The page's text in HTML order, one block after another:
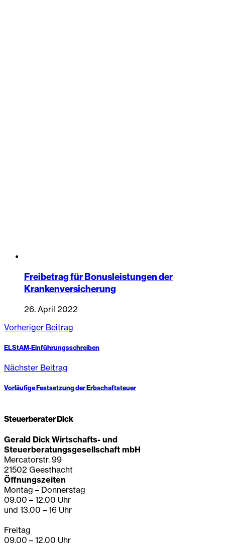
Freibetrag für Bonusleistungen der
Krankenversicherung
26. April 2022
Vorheriger Beitrag
ELStAM-Einführungsschreiben
Nächster Beitrag
Vorläufige Festsetzung der Erbschaftsteuer
Steuerberater Dick
Gerald Dick Wirtschafts- und
Steuerberatungsgesellschaft mbH
Mercatorstr. 99
21502 Geesthacht
Öffnungszeiten
Montag – Donnerstag
09.00 – 12.00 Uhr
und 13.00 – 16 Uhr
Freitag
09.00 – 12.00 Uhr